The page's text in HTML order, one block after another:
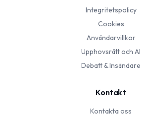
Integritetspolicy
Cookies
Användarvillkor
Upphovsrätt och AI
Debatt & Insändare
Kontakt
Kontakta oss